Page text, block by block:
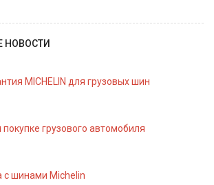
НОВОСТИ
MICHELIN для грузовых шин
грузового автомобиля
с шинами Michelin